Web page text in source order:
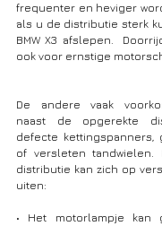
frequenter en heviger
als u de distributie sterk
BMW X3 afslepen.
ook voor ernstige
De andere vaak
naast de opgerekte
defecte kettingspanners,
of versleten tandwielen.
distributie kan zich op
uiten:
• Het motorlampje kan